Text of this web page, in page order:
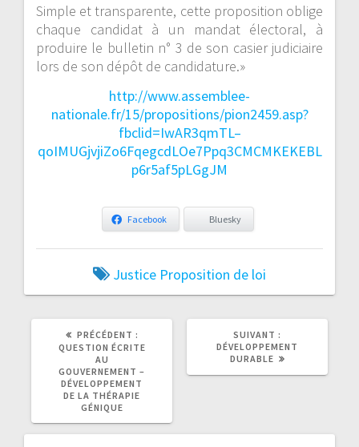
Simple et transparente, cette proposition oblige
chaque candidat à un mandat électoral, à
produire le bulletin n° 3 de son casier judiciaire
lors de son dépôt de candidature.»
http://www.assemblee-
nationale.fr/15/propositions/pion2459.asp?
fbclid=IwAR3qmTL–
qoIMUGjvjiZo6FqegcdLOe7Ppq3CMCMKEKEBL
p6r5af5pLGgJM
Facebook Bluesky
Justice Proposition de loi
PRÉCÉDENT :
ARTICLE
PRÉCÉDENT
QUESTION ÉCRITE
AU
GOUVERNEMENT –
DÉVELOPPEMENT
DE LA THÉRAPIE
GÉNIQUE
SUIVANT :
ARTICLE
DÉVELOPPEMENT
DURABLE